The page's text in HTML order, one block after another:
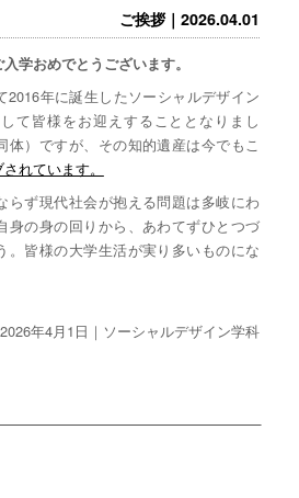
ご挨拶｜2026.04.01
学おめでとうございます。
2016年に誕生したソーシャルデザイン
て皆様をお迎えすることとなりまし
体）ですが、その知的遺産は今でもこ
れています。
らず現代社会が抱える問題は多岐にわ
身の身の回りから、あわてずひとつづ
。皆様の大学生活が実り多いものにな
2026年4月1日｜ソーシャルデザイン学科